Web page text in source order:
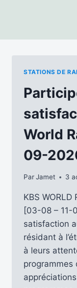
STATIONS DE
World
09-
ParJamet 3
KBS
[03-08 – 11-
satisfaction
résidant à
à leurs
programmes